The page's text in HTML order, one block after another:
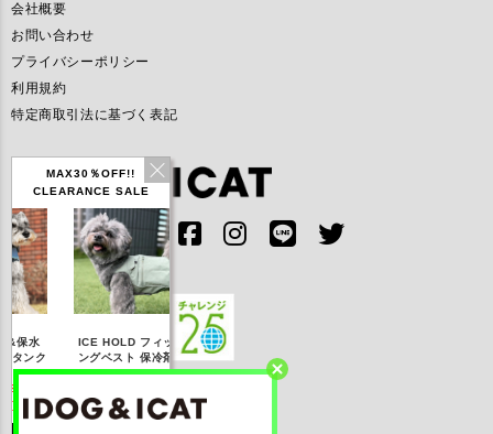
MAX30％OFF!!
CLEARANCE SALE
ICE HOLD フィッシ
ングベスト 保冷剤付
円(税込み)
IDOG ICE HOLD ネ
ッククーラー 保冷剤
円(税込み)
会社概要
お問い合わせ
プライバシーポリシー
利用規約
特定商取引法に基づく表記